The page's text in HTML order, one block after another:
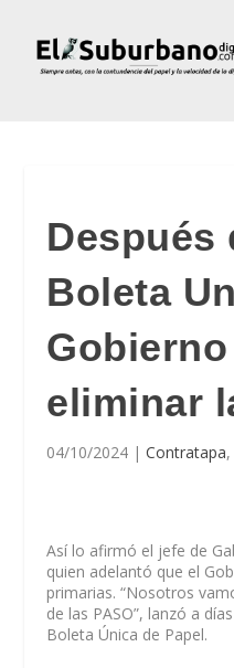
Después
Boleta
eliminar
04/10/2024 |Contratapa,
Así lo afirmó el jefe de
quien adelantó que el
primarias. “Nosotros
de las PASO”, lanzó a
Boleta Única de Papel.